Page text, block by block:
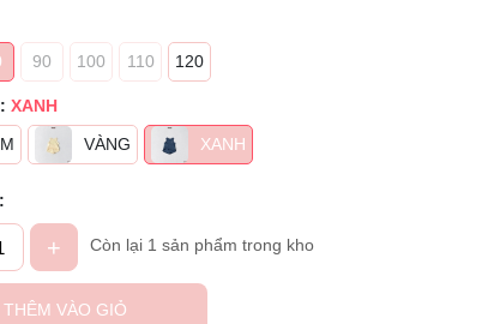
90 100 110 120
XANH
VÀNG XANH
+ Còn lại 1 sản phẩm trong kho
THÊM VÀO GIỎ
Mã giảm giá:
Ngày hết hạn: